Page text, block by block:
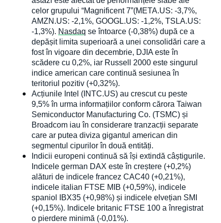
celor grupului “Magnificent 7”(META.US: -3,7%,
AMZN.US: -2,1%, GOOGL.US: -1,2%, TSLA.US:
-1,3%). Nasdaq se întoarce (-0,38%) după ce a
depășit limita superioară a unei consolidări care a
fost în vigoare din decembrie, DJIA este în
scădere cu 0,2%, iar Russell 2000 este singurul
indice american care continuă sesiunea în
teritoriul pozitiv (+0,32%).
Acțiunile Intel (INTC.US) au crescut cu peste
9,5% în urma informațiilor conform cărora Taiwan
Semiconductor Manufacturing Co. (TSMC) și
Broadcom iau în considerare tranzacții separate
care ar putea diviza gigantul american din
segmentul cipurilor în două entități.
Indicii europeni continuă să își extindă câștigurile.
Indicele german DAX este în creștere (+0,2%)
alături de indicele francez CAC40 (+0,21%),
indicele italian FTSE MIB (+0,59%), indicele
spaniol IBX35 (+0,98%) și indicele elvețian SMI
(+0,15%). Indicele britanic FTSE 100 a înregistrat
o pierdere minimă (-0,01%).